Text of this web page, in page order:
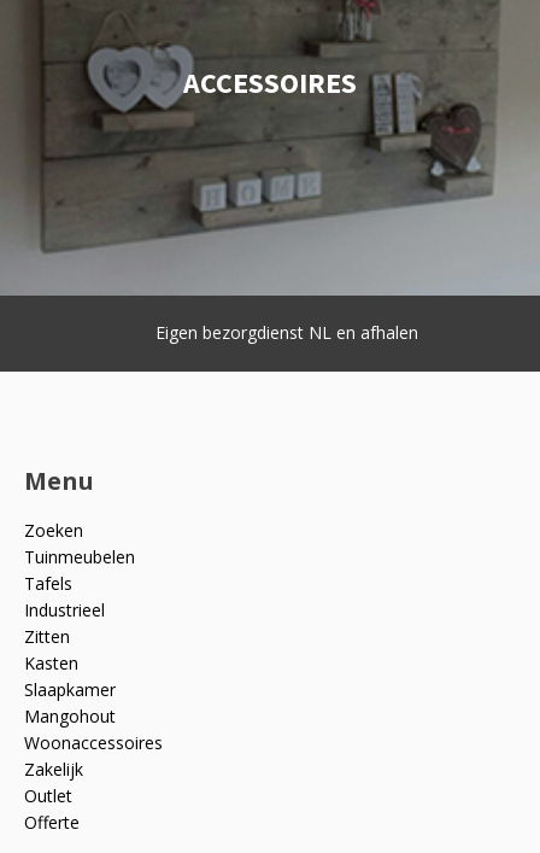
ACCESSOIRES
Eigen bezorgdienst NL en afhalen
Menu
Zoeken
Tuinmeubelen
Tafels
Industrieel
Zitten
Kasten
Slaapkamer
Mangohout
Woonaccessoires
Zakelijk
Outlet
Offerte